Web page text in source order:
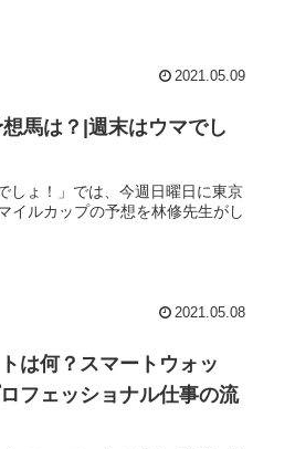
2021.05.09
馬は？|週末はウマでし
しょ！」では、今週日曜日に東京
イルカップの予想を林修先生がし
2021.05.08
は何？スマートウォッ
フェッショナル仕事の流